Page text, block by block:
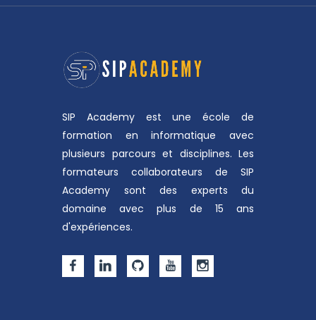
SIP Academy est une école de
formation en informatique avec
plusieurs parcours et disciplines. Les
formateurs collaborateurs de SIP
Academy sont des experts du
domaine avec plus de 15 ans
d'expériences.